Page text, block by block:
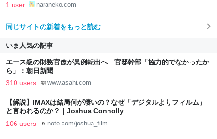
1 user naraneko.com
同じサイトの新着をもっと読む
いま人気の記事
エース級の財務官僚が異例転出へ 官邸幹部「協力的でなかったか
ら」：朝日新聞
310 users www.asahi.com
【解説】IMAXは結局何が凄いの？なぜ「デジタルよりフィルム」
と言われるのか？｜Joshua Connolly
106 users note.com/joshua_film